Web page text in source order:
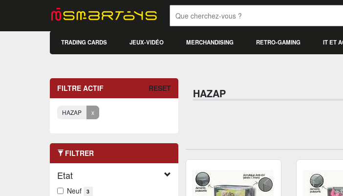
TRADING CARDS JEUX-VIDÉO MERCHANDISING RETRO-GAMING IT ET
FILTRE ACTIF RESET
HAZAP x
FILTRER
Etat
Neuf 3
HAZAP